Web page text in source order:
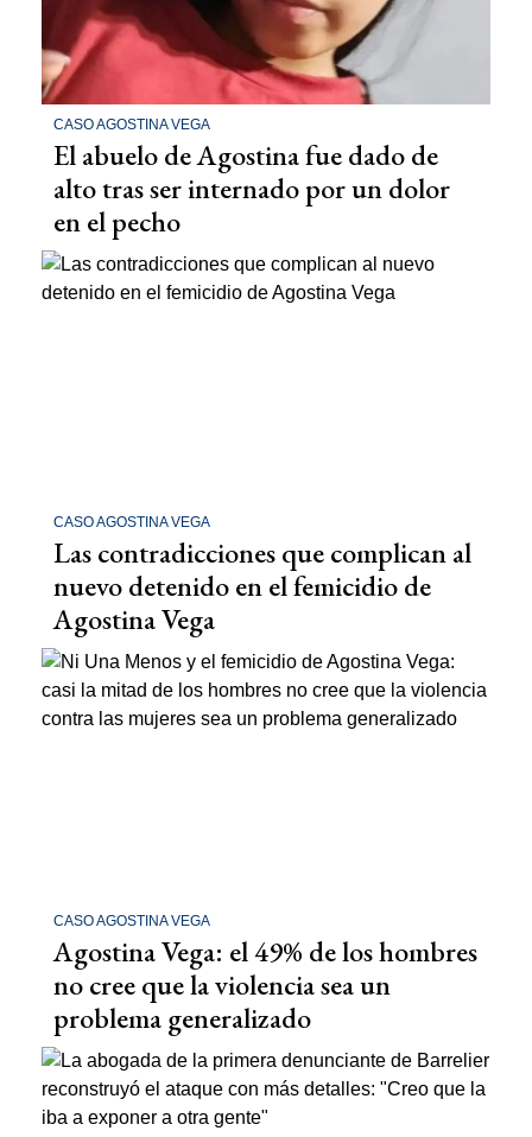
CASO AGOSTINA VEGA
El abuelo de Agostina fue dado de
alto tras ser internado por un dolor
en el pecho
CASO AGOSTINA VEGA
Las contradicciones que complican al
nuevo detenido en el femicidio de
Agostina Vega
CASO AGOSTINA VEGA
Agostina Vega: el 49% de los hombres
no cree que la violencia sea un
problema generalizado